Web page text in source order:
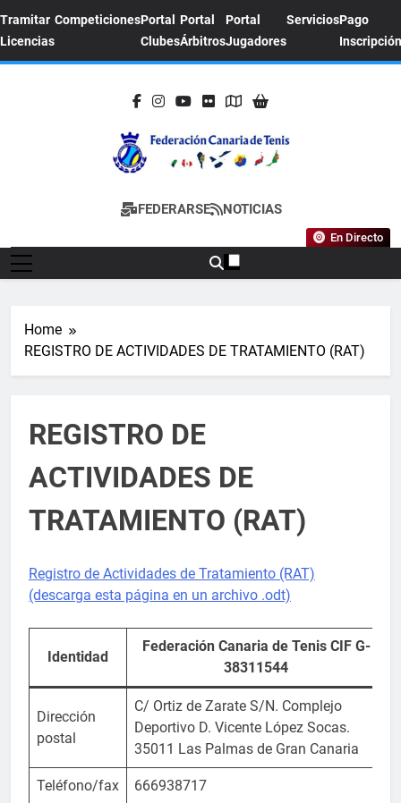
Tramitar
Licencias
CompeticionesPortal
Clubes
Portal
Árbitros
Portal
Jugadores
ServiciosPago
Inscripción
FEDERACION
CANARIA DE
TENIS
Sitio Oficial De La Federación Canaria De
FEDERARSE NOTICIAS
En Directo
Home
REGISTRO DE ACTIVIDADES DE TRATAMIENTO (RAT)
REGISTRO DE
ACTIVIDADES DE
TRATAMIENTO (RAT)
Registro de Actividades de Tratamiento (RAT)
(descarga esta página en un archivo .odt)
Identidad
Federación Canaria de Tenis CIF G-
38311544
Dirección
postal
C/ Ortiz de Zarate S/N. Complejo
Deportivo D. Vicente López Socas.
35011 Las Palmas de Gran Canaria
Teléfono/fax 666938717